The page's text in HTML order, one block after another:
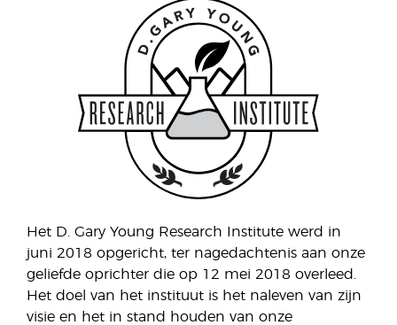
Het D. Gary Young Research Institute werd in
juni 2018 opgericht, ter nagedachtenis aan onze
geliefde oprichter die op 12 mei 2018 overleed.
Het doel van het instituut is het naleven van zijn
visie en het in stand houden van onze